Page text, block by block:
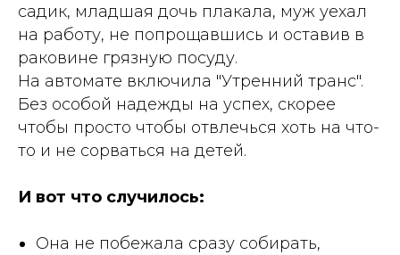
садик, младшая дочь плакала, муж уехал
на работу, не попрощавшись и оставив в
раковине грязную посуду.
На автомате включила "Утренний транс".
Без особой надежды на успех, скорее
чтобы просто чтобы отвлечься хоть на что-
то и не сорваться на детей.
И вот что случилось:
Она не побежала сразу собирать,